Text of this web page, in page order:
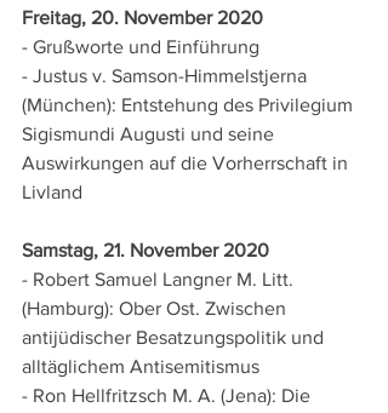
Freitag, 20. November 2020
- Grußworte und Einführung
- Justus v. Samson-Himmelstjerna
(München): Entstehung des Privilegium
Sigismundi Augusti und seine
Auswirkungen auf die Vorherrschaft in
Livland
Samstag, 21. November 2020
- Robert Samuel Langner M. Litt.
(Hamburg): Ober Ost. Zwischen
antijüdischer Besatzungspolitik und
alltäglichem Antisemitismus
- Ron Hellfritzsch M. A. (Jena): Die